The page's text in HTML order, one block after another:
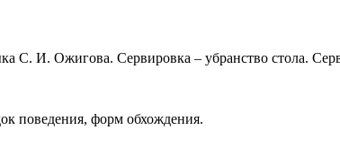
С. И. Ожигова. Сервировка – убранство стола.
поведения, форм обхождения.